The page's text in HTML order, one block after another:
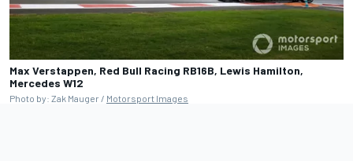
Max Verstappen, Red Bull Racing RB16B, Lewis Hamilton,
Mercedes W12
Photo by: Zak Mauger / Motorsport Images